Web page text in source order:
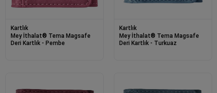
Kartlık
Mey İthalat® Tema Magsafe
Deri Kartlık - Pembe
Kartlık
Mey İthalat® Tema Magsafe
Deri Kartlık - Turkuaz